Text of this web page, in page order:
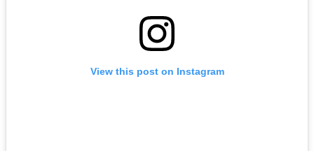
View this post on Instagram